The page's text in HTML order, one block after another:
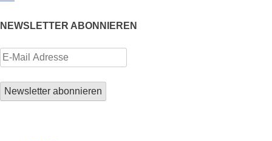
NEWSLETTER ABONNIEREN